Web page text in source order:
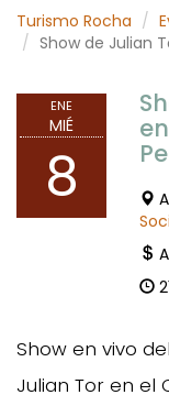
Turismo Rocha
Show de Julian
ENE
MIÉ
8
Show en vivo
Julian Tor en el